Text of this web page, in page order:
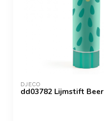
DJECO
dd03782 Lijmstift Beer